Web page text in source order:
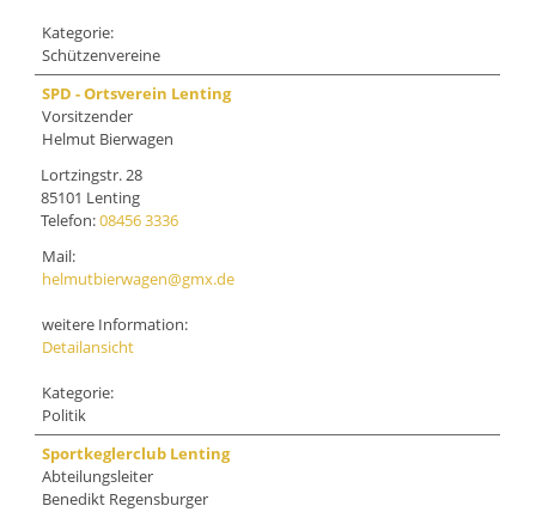
Kategorie:
Schützenvereine
SPD - Ortsverein Lenting
Vorsitzender
Helmut Bierwagen
Lortzingstr. 28
85101 Lenting
Telefon:08456 3336
Mail:
helmutbierwagen@gmx.de
weitere Information:
Detailansicht
Kategorie:
Politik
Sportkeglerclub Lenting
Abteilungsleiter
Benedikt Regensburger